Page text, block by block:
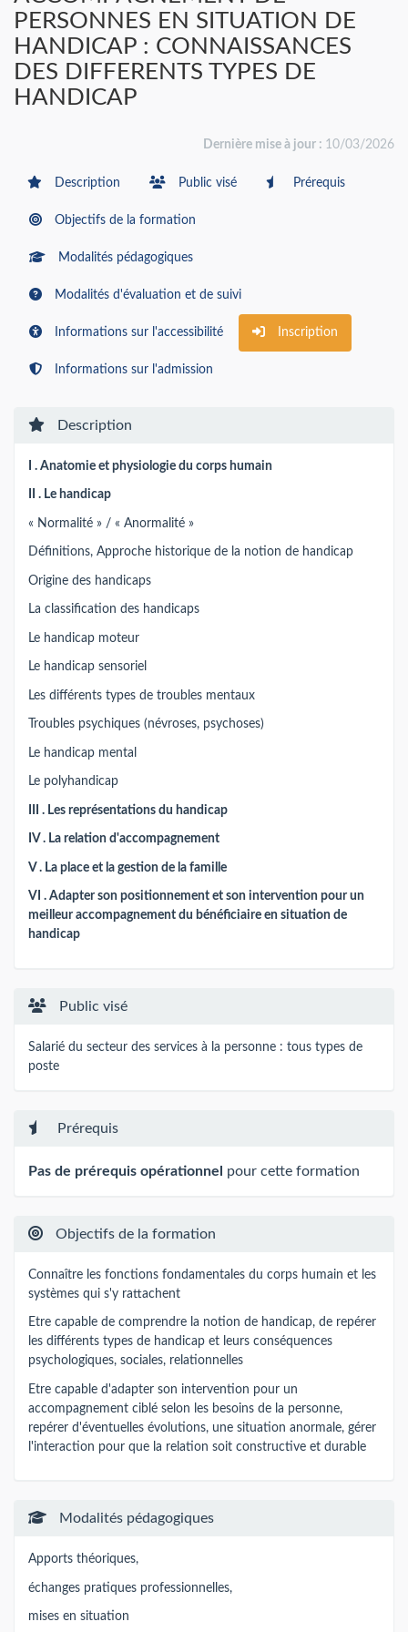
PERSONNES EN SITUATION DE
HANDICAP : CONNAISSANCES
DES DIFFERENTS TYPES DE
HANDICAP
Dernière mise à jour : 10/03/2026
Description Public visé Prérequis
Objectifs de la formation
Modalités pédagogiques
Modalités d'évaluation et de suivi
Informations sur l'accessibilité Inscription
Informations sur l'admission
Description
I . Anatomie et physiologie du corps humain
II . Le handicap
« Normalité » / « Anormalité »
Définitions, Approche historique de la notion de handicap
Origine des handicaps
La classification des handicaps
Le handicap moteur
Le handicap sensoriel
Les différents types de troubles mentaux
Troubles psychiques (névroses, psychoses)
Le handicap mental
Le polyhandicap
III . Les représentations du handicap
IV . La relation d'accompagnement
V . La place et la gestion de la famille
VI . Adapter son positionnement et son intervention pour un
meilleur accompagnement du bénéficiaire en situation de
handicap
Public visé
Salarié du secteur des services à la personne : tous types de
poste
Prérequis
Pas de prérequis opérationnel pour cette formation
Objectifs de la formation
Connaître les fonctions fondamentales du corps humain et les
systèmes qui s'y rattachent
Etre capable de comprendre la notion de handicap, de repérer
les différents types de handicap et leurs conséquences
psychologiques, sociales, relationnelles
Etre capable d'adapter son intervention pour un
accompagnement ciblé selon les besoins de la personne,
repérer d'éventuelles évolutions, une situation anormale, gérer
l'interaction pour que la relation soit constructive et durable
Modalités pédagogiques
Apports théoriques,
échanges pratiques professionnelles,
mises en situation